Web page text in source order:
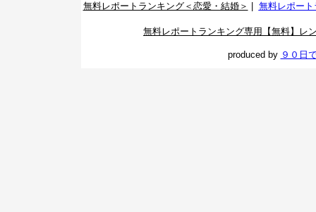
無料レポートランキング＜恋愛・結婚＞
無料レポー
無料レポートランキング専用【無料】レ
produced by ９０日